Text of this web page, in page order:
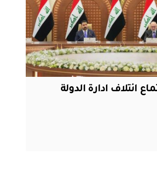
ائتلاف ادارة الدولة